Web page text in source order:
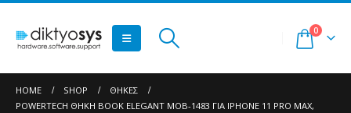
0
HOME SHOP
ΘΉΚΕΣ
POWERTECH ΘΉΚΗ ΒOOK ELEGANT MOB-1483 ΓΙΑ IPHONE 11 PRO MAX,